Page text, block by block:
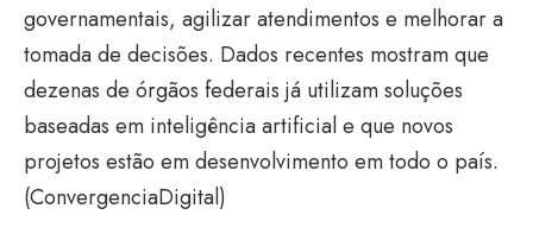
governamentais, agilizar atendimentos e melhorar a
tomada de decisões. Dados recentes mostram que
dezenas de órgãos federais já utilizam soluções
baseadas em inteligência artificial e que novos
projetos estão em desenvolvimento em todo o país.
(ConvergenciaDigital)